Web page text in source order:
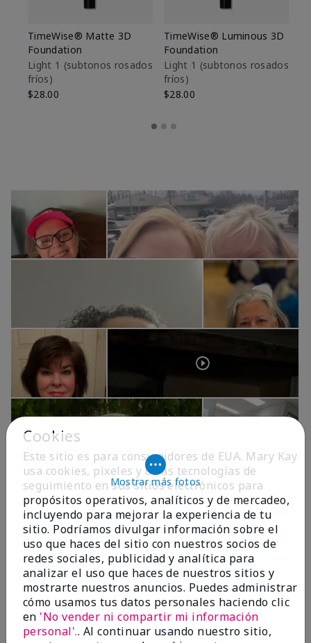
TimeWise® Matte 3D
Foundation
Light 1​ (subtonos rosados
fríos)
$28.00
TimeWise® Luminous 3D
Foundation
Light 1​ (subtonos rosados
fríos)
$28.00
Mostrar más fotos
OPINIONES
4.9
299 Reseñas
Escribir Una Opinión
Cookies
Este sitio es para consumidores de EUA. Mary Kay
usa cookies, pixeles y otras tecnologías de
seguimiento en sus sitios electrónicos para
propósitos operativos, analíticos y de mercadeo,
incluyendo para mejorar la experiencia de tu
sitio. Podríamos divulgar información sobre el
uso que haces del sitio con nuestros socios de
redes sociales, publicidad y analítica para
analizar el uso que haces de nuestros sitios y
mostrarte nuestros anuncios. Puedes administrar
cómo usamos tus datos personales haciendo clic
en 'No vender ni compartir mi información
personal'.. Al continuar usando nuestro sitio,